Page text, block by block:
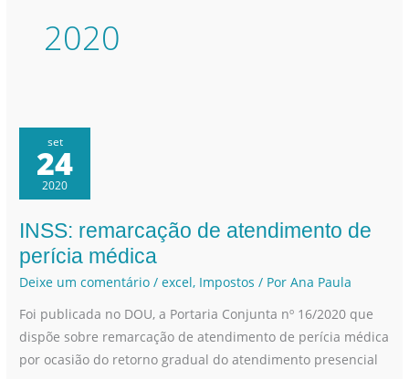
2020
set
24
2020
INSS: remarcação de atendimento de
perícia médica
Deixe um comentário /excel, Impostos / PorAna Paula
Foi publicada no DOU, a Portaria Conjunta nº 16/2020 que
dispõe sobre remarcação de atendimento de perícia médica
por ocasião do retorno gradual do atendimento presencial
INSS:
remarcação
de
de
perícia
médica